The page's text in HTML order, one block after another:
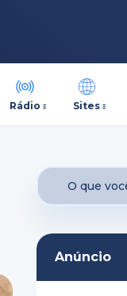
Rádio Sites
Anúncio